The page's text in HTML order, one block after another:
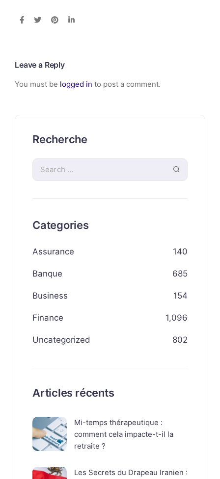
Leave a Reply
You must be logged in to post a comment.
Recherche
Categories
Assurance 140
Banque 685
Business 154
Finance 1,096
Uncategorized 802
Articles récents
Mi-temps thérapeutique :
comment cela impacte-t-il la
retraite ?
Les Secrets du Drapeau Iranien :